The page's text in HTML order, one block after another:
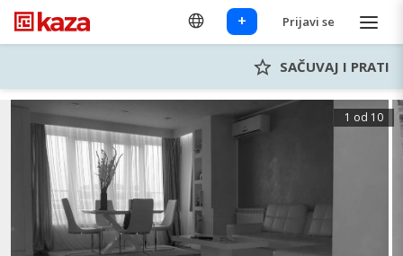
+ Prijavi se
SAČUVAJ I PRATI
1 od 10